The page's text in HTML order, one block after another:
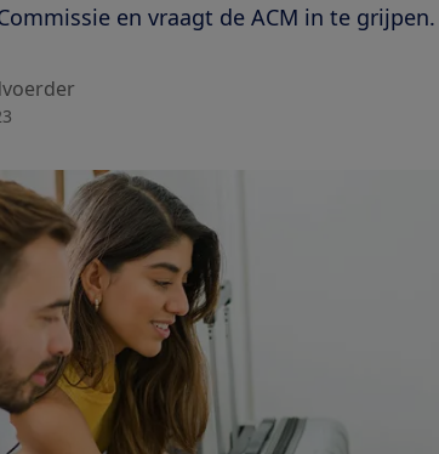
en vraagt de ACM in te grijpen.